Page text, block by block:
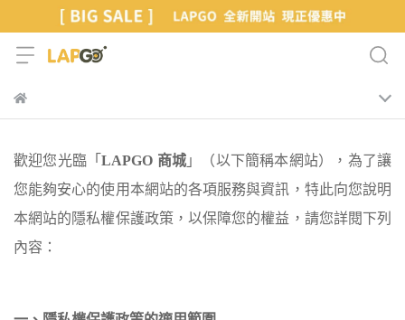
歡迎您光臨「LAPGO 商城 」（以下簡稱本網站），為了讓
您能夠安心的使用本網站的各項服務與資訊，特此向您說明
本網站的隱私權保護政策，以保障您的權益，請您詳閱下列
內容：